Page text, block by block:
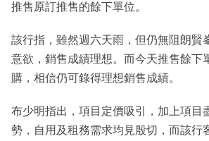
推售原訂推售的餘下單位。
該行指，雖然週六天雨，但仍無阻朗賢
意欲，銷售成績理想。而今天推售餘下
購，相信仍可錄得理想銷售成績。
布少明指出，項目定價吸引，加上項目
勢，自用及租務需求均見殷切，而該行